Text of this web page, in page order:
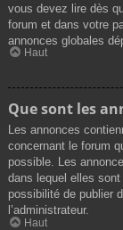
vous devez lire dès
forum et dans votre
annonces globales
Haut
Que sont les
Les annonces
concernant le forum
possible. Les
dans lequel elles
possibilité de publier
l’administrateur.
Haut